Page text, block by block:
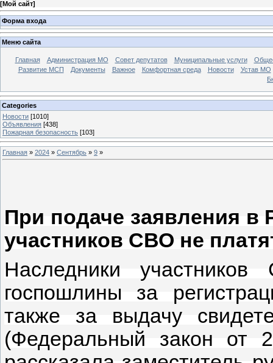
[Мой сайт]
Форма входа
Меню сайта
Главная Администрация МО Совет депутатов Муниципальные услуги
Развитие МСП
Документы Важное Комфортная среда Новости
Устав МО
Categories
Новости [1010]
Объявления [438]
Пожарная безопасность [103]
Главная » 2024 » Сентябрь » 9 »
При подаче заявления в
участников СВО не
Наследники
госпошлины за
также за выдачу
(Федеральный закон